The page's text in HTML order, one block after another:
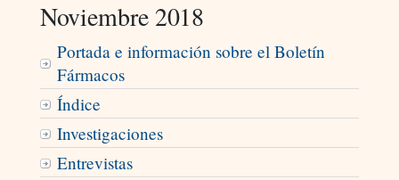
Noviembre 2018
Portada e información sobre el Boletín
Fármacos
Índice
Investigaciones
Entrevistas